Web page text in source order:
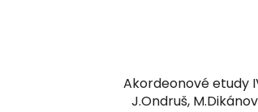
Akordeonové etudy
J.Ondruš,